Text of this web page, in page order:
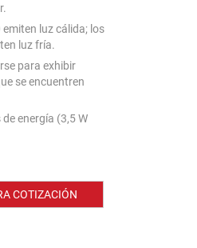
luz cálida; los
luz fría.
para exhibir
se encuentren
energía (3,5 W
COTIZACIÓN